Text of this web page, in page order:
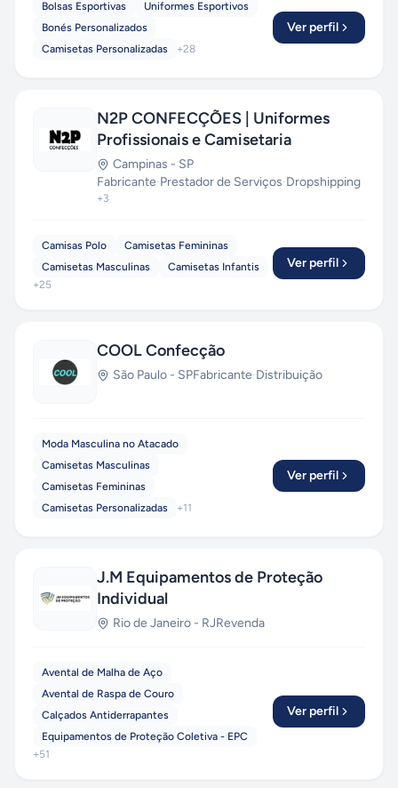
Bolsas Esportivas
Uniformes Esportivos
Bonés Personalizados
Camisetas Personalizadas
+28
Ver perfil
N2P CONFECÇÕES | Uniformes
Profissionais e Camisetaria
Campinas - SP
Fabricante·Prestador de Serviços·Dropshipping
+3
Camisas Polo
Camisetas Femininas
Camisetas Masculinas
Camisetas Infantis
+25
Ver perfil
COOL Confecção
São Paulo - SPFabricante·Distribuição
Moda Masculina no Atacado
Camisetas Masculinas
Camisetas Femininas
Camisetas Personalizadas
+11
Ver perfil
J.M Equipamentos de Proteção
Individual
Rio de Janeiro - RJRevenda
Avental de Malha de Aço
Avental de Raspa de Couro
Calçados Antiderrapantes
Equipamentos de Proteção Coletiva - EPC
+51
Ver perfil